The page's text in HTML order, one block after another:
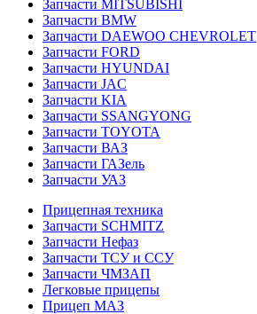
Запчасти MITSUBISHI
Запчасти BMW
Запчасти DAEWOO CHEVROLET
Запчасти FORD
Запчасти HYUNDAI
Запчасти JAC
Запчасти KIA
Запчасти SSANGYONG
Запчасти TOYOTA
Запчасти ВАЗ
Запчасти ГАЗель
Запчасти УАЗ
Прицепная техника
Запчасти SCHMITZ
Запчасти Нефаз
Запчасти ТСУ и ССУ
Запчасти ЧМЗАП
Легковые прицепы
Прицеп МАЗ